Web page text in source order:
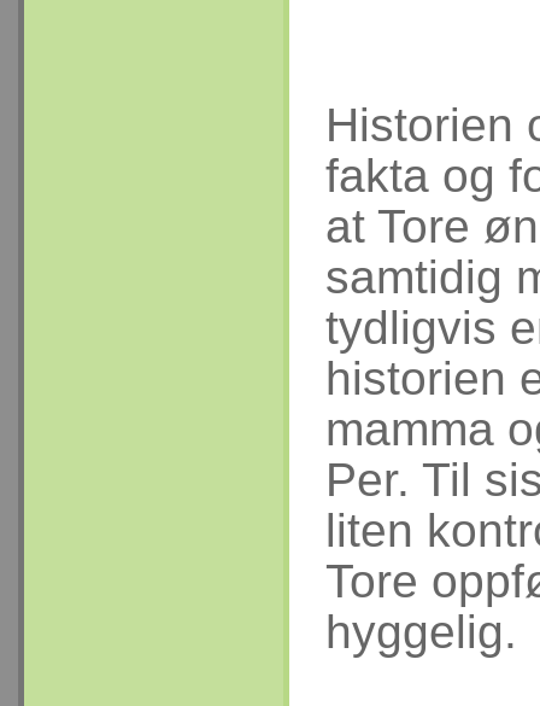
Historien
fakta og
at Tore
samtidig
tydligvis
historien
mamma
Per. Til
liten
Tore
hyggelig.